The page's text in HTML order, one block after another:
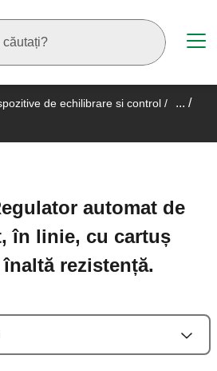
de echilibrare si control / ... /
automat de
în linie, cu cartuș
rezistență.